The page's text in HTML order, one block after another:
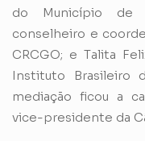
do Município de
conselheiro e
CRCGO; e Talita
Instituto Brasileiro
mediação ficou a
vice-presidente da